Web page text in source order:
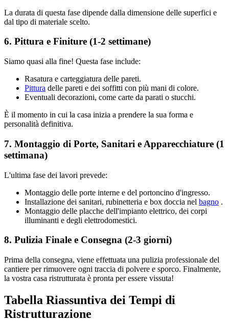
La durata di questa fase dipende dalla dimensione delle superfici e
dal tipo di materiale scelto.
6. Pittura e Finiture (1-2 settimane)
Siamo quasi alla fine! Questa fase include:
Rasatura e carteggiatura delle pareti.
Pittura delle pareti e dei soffitti con più mani di colore.
Eventuali decorazioni, come carte da parati o stucchi.
È il momento in cui la casa inizia a prendere la sua forma e
personalità definitiva.
7. Montaggio di Porte, Sanitari e Apparecchiature (1
settimana)
L'ultima fase dei lavori prevede:
Montaggio delle porte interne e del portoncino d'ingresso.
Installazione dei sanitari, rubinetteria e box doccia nel bagno .
Montaggio delle placche dell'impianto elettrico, dei corpi
illuminanti e degli elettrodomestici.
8. Pulizia Finale e Consegna (2-3 giorni)
Prima della consegna, viene effettuata una pulizia professionale del
cantiere per rimuovere ogni traccia di polvere e sporco. Finalmente,
la vostra casa ristrutturata è pronta per essere vissuta!
Tabella Riassuntiva dei Tempi di
Ristrutturazione